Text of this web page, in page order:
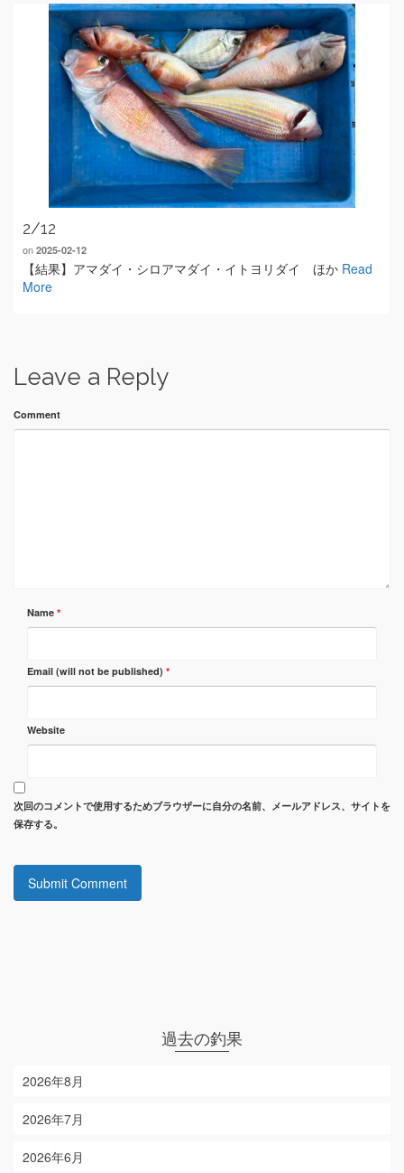
2/12
on 2025-02-12
【結果】アマダイ・シロアマダイ・イトヨリダイ ほか Read
More
Leave a Reply
Comment
Name *
Email (will not be published) *
Website
次回のコメントで使用するためブラウザーに自分の名前、メールアドレス、サイトを
保存する。
過去の釣果
2026年8月
2026年7月
2026年6月